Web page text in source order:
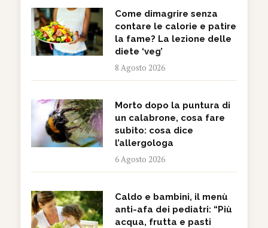
Come dimagrire senza
contare le calorie e patire
la fame? La lezione delle
diete ‘veg’
8 Agosto 2026
Morto dopo la puntura di
un calabrone, cosa fare
subito: cosa dice
l’allergologa
6 Agosto 2026
Caldo e bambini, il menù
anti-afa dei pediatri: “Più
acqua, frutta e pasti